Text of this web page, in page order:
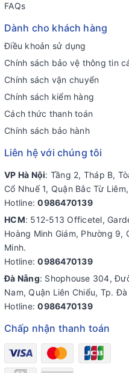
FAQs
Dành cho khách hàng
Điều khoản sử dụng
Chính sách bảo vệ thông tin
Chính sách vận chuyển
Chính sách kiểm hàng
Cách thức thanh toán
Chính sách bảo hành
Liên hệ với chúng tôi
VP Hà Nội: Tầng 2, Tháp B,
Cổ Nhuế 1, Quận Bắc Từ
Hotline:0986470139
HCM: 512-513 Officetel,
Hoàng Minh Giám, Phường 9,
Minh.
Hotline:0986470139
Đà Nẵng: Shophouse 304,
Nam, Quận Liên Chiểu, Tp.
Hotline:0986470139
Chấp nhận thanh toán